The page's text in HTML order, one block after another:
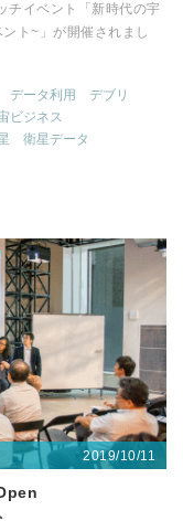
チイベント「新時代の宇
ト~」が開催されまし
データ利用
デブリ
ビジネス
衛星データ
2019/10/11